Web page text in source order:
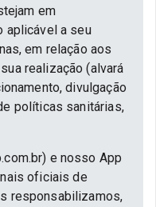
em
aplicável a seu
em relação aos
realização (alvará
divulgação
políticas sanitárias,
e nosso App
oficiais de
responsabilizamos,